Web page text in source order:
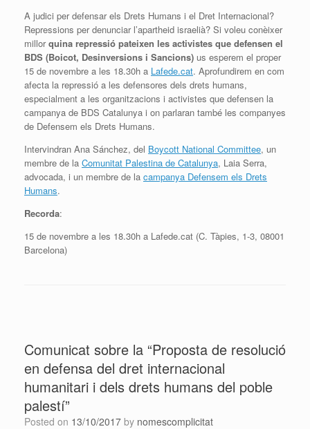
A judici per defensar els Drets Humans i el Dret Internacional?
Repressions per denunciar l’apartheid israelià? Si voleu conèixer
millorquina repressió pateixen les activistes que defensen el
BDS (Boicot, Desinversions i Sancions) us esperem el proper
15 de novembre a les 18.30h a Lafede.cat. Aprofundirem en com
afecta la repressió a les defensores dels drets humans,
especialment a les organitzacions i activistes que defensen la
campanya de BDS Catalunya i on parlaran també les companyes
de Defensem els Drets Humans.
Intervindran Ana Sánchez, del Boycott National Committee, un
membre de la Comunitat Palestina de Catalunya, Laia Serra,
advocada, i un membre de la campanya Defensem els Drets
Humans.
Recorda:
15 de novembre a les 18.30h a Lafede.cat (C. Tàpies, 1-3, 08001
Barcelona)
Comunicat sobre la “Proposta de resolució
en defensa del dret internacional
humanitari i dels drets humans del poble
palestí”
Posted on 13/10/2017 by nomescomplicitat